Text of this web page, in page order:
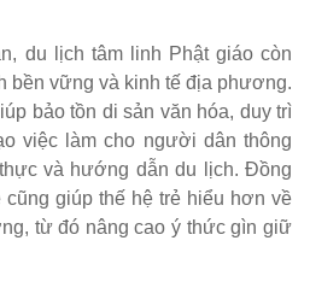
du lịch tâm linh Phật giáo còn
bền vững và kinh tế địa phương.
bảo tồn di sản văn hóa, duy trì
việc làm cho người dân thông
và hướng dẫn du lịch. Đồng
giúp thế hệ trẻ hiểu hơn về
từ đó nâng cao ý thức gìn giữ